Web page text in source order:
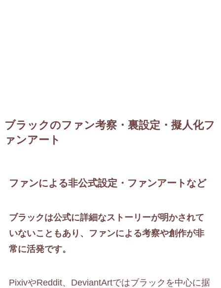
ブラックのファン考察・裏設定・擬人化フ
ァンアート
ファンによる非公式設定・ファンアートなど
ブラックは公式に詳細なストーリーが明かされて
いないこともあり、ファンによる考察や創作が非
常に活発です。
PixivやReddit、DeviantArtではブラックを中心に据